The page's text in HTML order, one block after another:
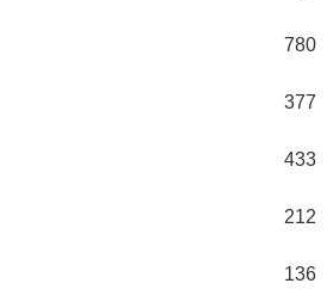
780
377
433
212
136